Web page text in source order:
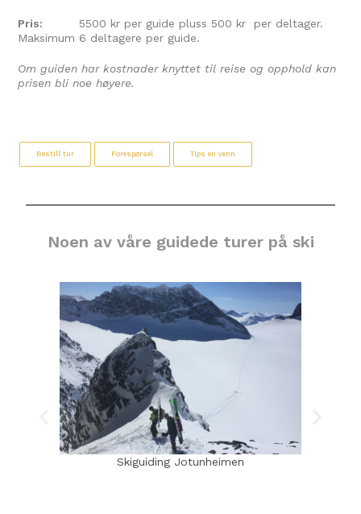
Pris: 5500 kr per guide pluss 500 kr per deltager.
Maksimum 6 deltagere per guide.
Om guiden har kostnader knyttet til reise og opphold kan
prisen bli noe høyere.
Bestill tur Forespørsel Tips en venn
Noen av våre guidede turer på ski
Skiguiding Jotunheimen